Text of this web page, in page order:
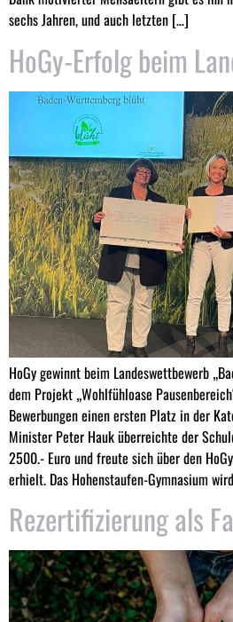
sechs Jahren, und auch letzten […]
HoGy-Erfolg beim
HoGy gewinnt beim Landeswettbewerb
dem Projekt „Wohlfühloase
Bewerbungen einen ersten Platz in der
Minister Peter Hauk überreichte der
2500.- Euro und freute sich über den
erhielt. Das Hohenstaufen-Gymnasium
Rezertifizierung als